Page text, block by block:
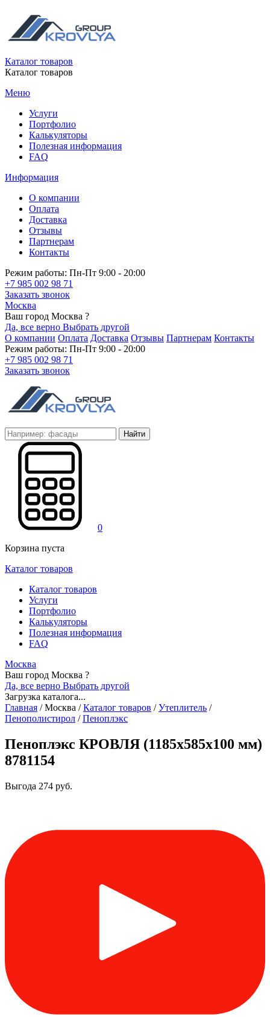
Каталог товаров
Каталог товаров
Меню
Услуги
Портфолио
Калькуляторы
Полезная информация
FAQ
Информация
О компании
Оплата
Доставка
Отзывы
Партнерам
Контакты
Режим работы: Пн-Пт 9:00 - 20:00
+7 985 002 98 71
Заказать звонок
Москва
Ваш город Москва ?
Да, все верно Выбрать другой
О компании Оплата Доставка Отзывы Партнерам Контакты
Режим работы: Пн-Пт 9:00 - 20:00
+7 985 002 98 71
Заказать звонок
Найти
0
Корзина пуста
Каталог товаров
Каталог товаров
Услуги
Портфолио
Калькуляторы
Полезная информация
FAQ
Москва
Ваш город Москва ?
Да, все верно Выбрать другой
Загрузка каталога...
Главная /Москва / Каталог товаров / Утеплитель /
Пенополистирол / Пеноплэкс
Пеноплэкс КРОВЛЯ (1185х585х100 мм)
8781154
Выгода 274 руб.